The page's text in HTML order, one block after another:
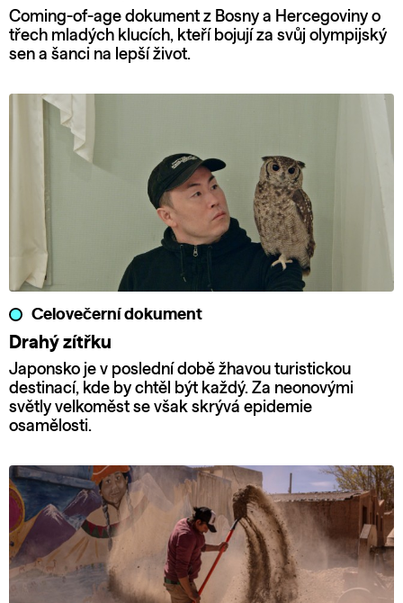
Coming-of-age dokument z Bosny a Hercegoviny o
třech mladých klucích, kteří bojují za svůj olympijský
sen a šanci na lepší život.
Celovečerní dokument
Drahý zítřku
Japonsko je v poslední době žhavou turistickou
destinací, kde by chtěl být každý. Za neonovými
světly velkoměst se však skrývá epidemie
osamělosti.